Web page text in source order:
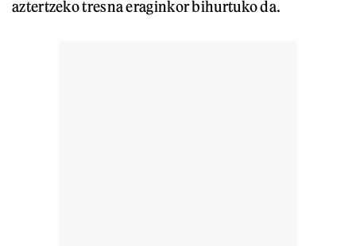
aztertzeko tresna eraginkor bihurtuko da.